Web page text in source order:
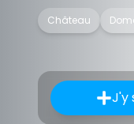
Château
J'y